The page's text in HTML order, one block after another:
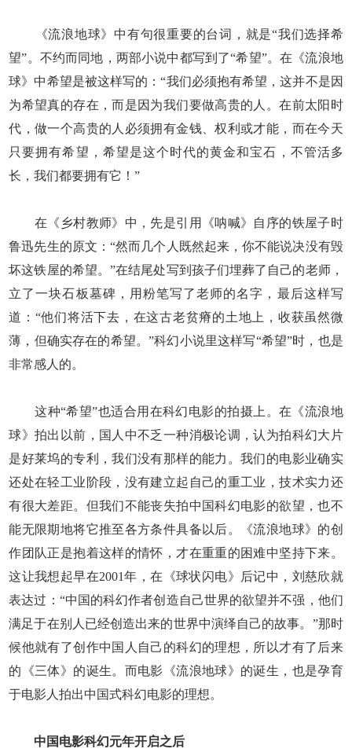
《流浪地球》中有句很重要的台词，就是“我们选择希
望”。不约而同地，两部小说中都写到了“希望”。在《流浪地
球》中希望是被这样写的：“我们必须抱有希望，这并不是因
为希望真的存在，而是因为我们要做高贵的人。在前太阳时
代，做一个高贵的人必须拥有金钱、权利或才能，而在今天
只要拥有希望，希望是这个时代的黄金和宝石，不管活多
长，我们都要拥有它！”
在《乡村教师》中，先是引用《呐喊》自序的铁屋子时
鲁迅先生的原文：“然而几个人既然起来，你不能说决没有毁
坏这铁屋的希望。”在结尾处写到孩子们埋葬了自己的老师，
立了一块石板墓碑，用粉笔写了老师的名字，最后这样写
道：“他们将活下去，在这古老贫瘠的土地上，收获虽然微
薄，但确实存在的希望。”科幻小说里这样写“希望”时，也是
非常感人的。
这种“希望”也适合用在科幻电影的拍摄上。在《流浪地
球》拍出以前，国人中不乏一种消极论调，认为拍科幻大片
是好莱坞的专利，我们没有那样的能力。我们的电影业确实
还处在轻工业阶段，没有建立起自己的重工业，技术实力还
有很大差距。但我们不能丧失拍中国科幻电影的欲望，也不
能无限期地将它推至各方条件具备以后。《流浪地球》的创
作团队正是抱着这样的情怀，才在重重的困难中坚持下来。
这让我想起早在2001年，在《球状闪电》后记中，刘慈欣就
表达过：“中国的科幻作者创造自己世界的欲望并不强，他们
满足于在别人已经创造出来的世界中演绎自己的故事。”那时
候他就有了创作中国人自己的科幻的理想，所以才有了后来
的《三体》的诞生。而电影《流浪地球》的诞生，也是孕育
于电影人拍出中国式科幻电影的理想。
中国电影科幻元年开启之后